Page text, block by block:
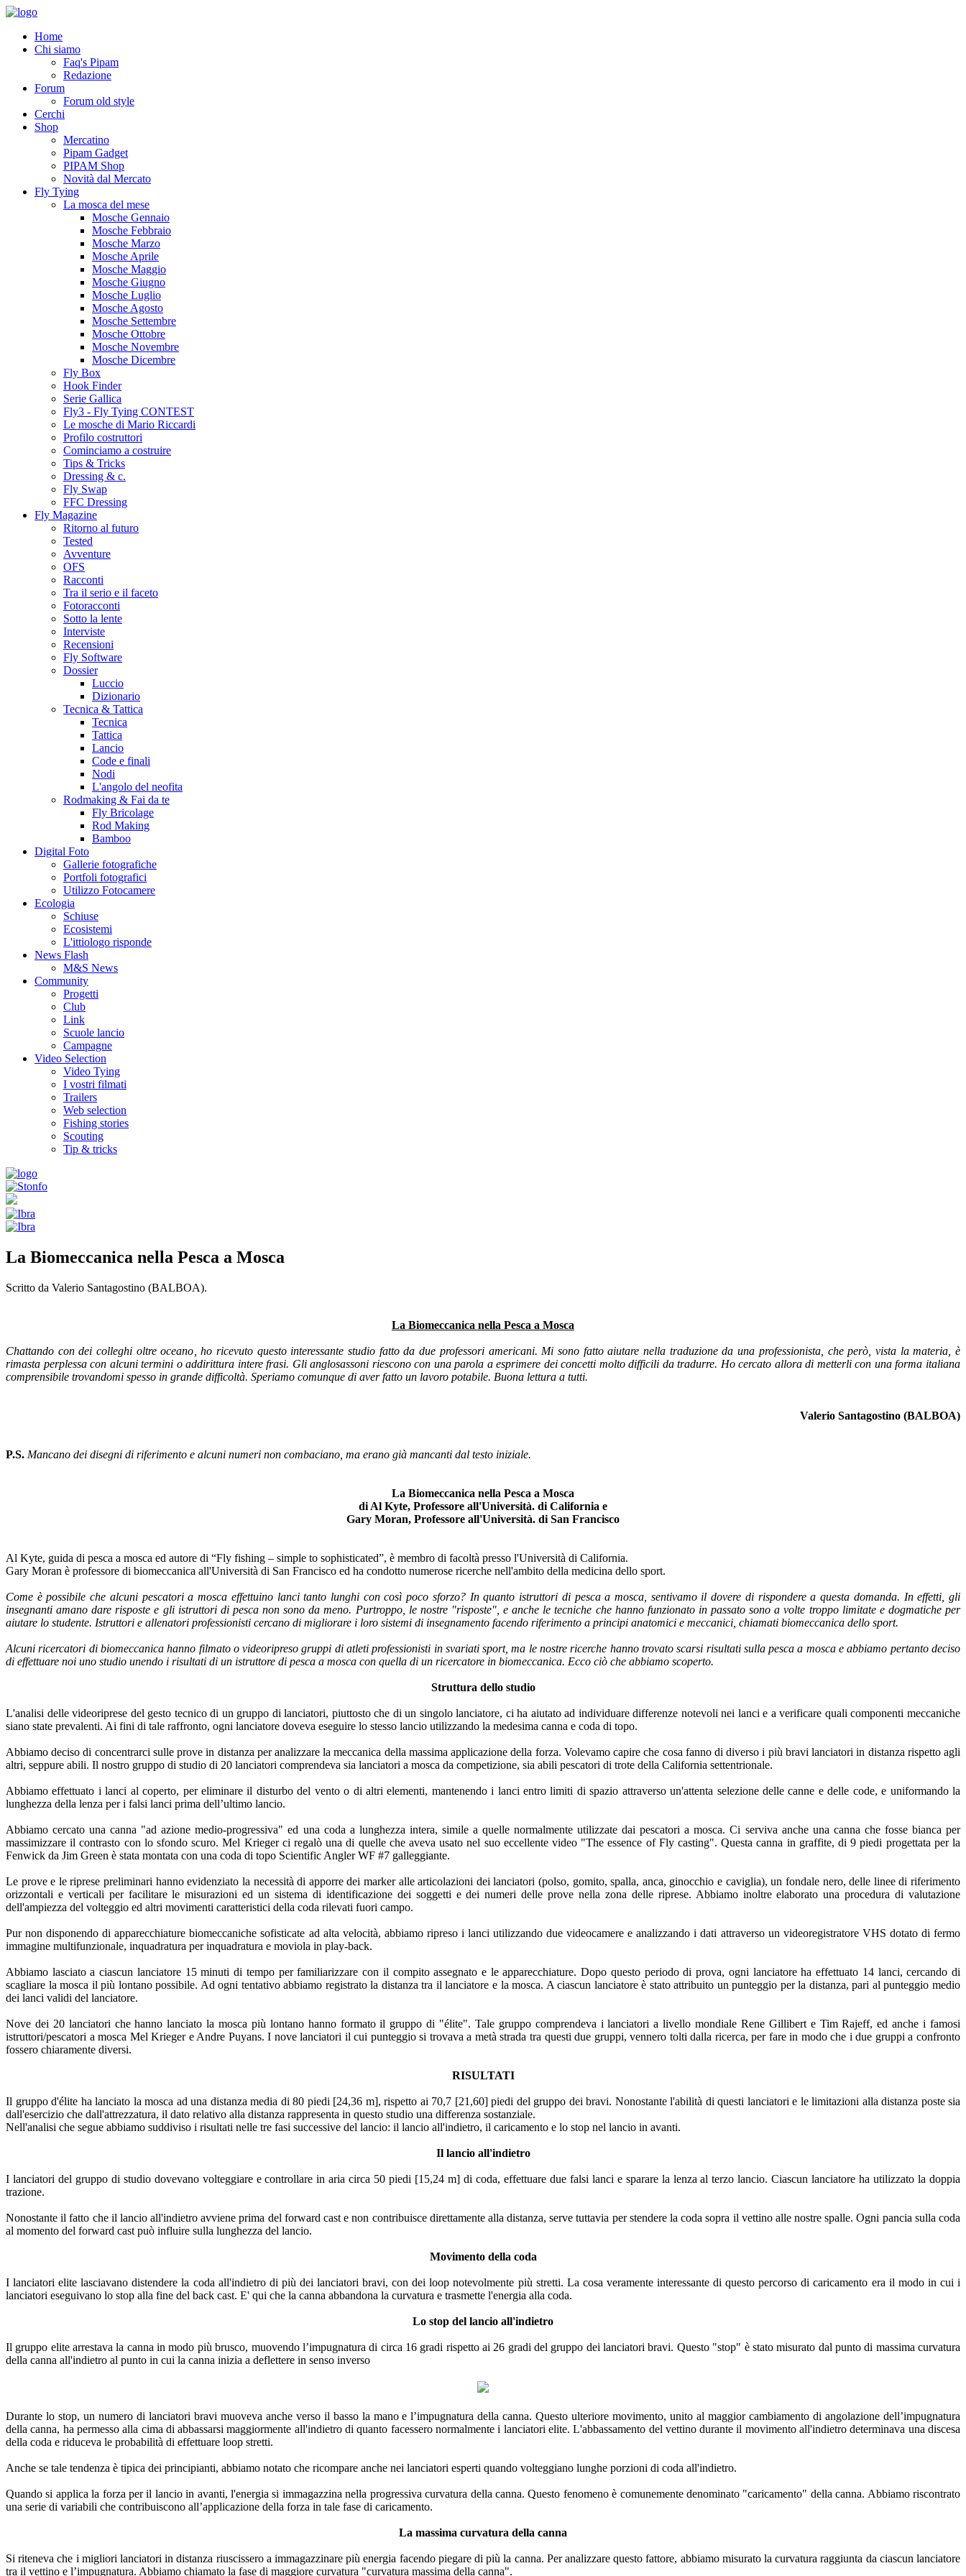
Home
Chi siamo
Faq's Pipam
Redazione
Forum
Forum old style
Cerchi
Shop
Mercatino
Pipam Gadget
PIPAM Shop
Novità dal Mercato
Fly Tying
La mosca del mese
Mosche Gennaio
Mosche Febbraio
Mosche Marzo
Mosche Aprile
Mosche Maggio
Mosche Giugno
Mosche Luglio
Mosche Agosto
Mosche Settembre
Mosche Ottobre
Mosche Novembre
Mosche Dicembre
Fly Box
Hook Finder
Serie Gallica
Fly3 - Fly Tying CONTEST
Le mosche di Mario Riccardi
Profilo costruttori
Cominciamo a costruire
Tips & Tricks
Dressing & c.
Fly Swap
FFC Dressing
Fly Magazine
Ritorno al futuro
Tested
Avventure
OFS
Racconti
Tra il serio e il faceto
Fotoracconti
Sotto la lente
Interviste
Recensioni
Fly Software
Dossier
Luccio
Dizionario
Tecnica & Tattica
Tecnica
Tattica
Lancio
Code e finali
Nodi
L'angolo del neofita
Rodmaking & Fai da te
Fly Bricolage
Rod Making
Bamboo
Digital Foto
Gallerie fotografiche
Portfoli fotografici
Utilizzo Fotocamere
Ecologia
Schiuse
Ecosistemi
L'ittiologo risponde
News Flash
M&S News
Community
Progetti
Club
Link
Scuole lancio
Campagne
Video Selection
Video Tying
I vostri filmati
Trailers
Web selection
Fishing stories
Scouting
Tip & tricks
La Biomeccanica nella Pesca a Mosca
Scritto da Valerio Santagostino (BALBOA).
La Biomeccanica nella Pesca a Mosca
Chattando con dei colleghi oltre oceano, ho ricevuto questo interessante studio fatto da due professori americani. Mi sono fatto aiutare nella traduzione da una professionista, che però, vista la materia, è
rimasta perplessa con alcuni termini o addirittura intere frasi. Gli anglosassoni riescono con una parola a esprimere dei concetti molto difficili da tradurre. Ho cercato allora di metterli con una forma italiana
comprensibile trovandomi spesso in grande difficoltà. Speriamo comunque di aver fatto un lavoro potabile. Buona lettura a tutti.
Valerio Santagostino (BALBOA)
P.S. Mancano dei disegni di riferimento e alcuni numeri non combaciano, ma erano già mancanti dal testo iniziale.
La Biomeccanica nella Pesca a Mosca
di Al Kyte, Professore all'Università. di California e
Gary Moran, Professore all'Università. di San Francisco
Al Kyte, guida di pesca a mosca ed autore di “Fly fishing – simple to sophisticated”, è membro di facoltà presso l'Università di California.
Gary Moran è professore di biomeccanica all'Università di San Francisco ed ha condotto numerose ricerche nell'ambito della medicina dello sport.
Come è possibile che alcuni pescatori a mosca effettuino lanci tanto lunghi con così poco sforzo? In quanto istruttori di pesca a mosca, sentivamo il dovere di rispondere a questa domanda. In effetti, gli
insegnanti amano dare risposte e gli istruttori di pesca non sono da meno. Purtroppo, le nostre "risposte", e anche le tecniche che hanno funzionato in passato sono a volte troppo limitate e dogmatiche per
aiutare lo studente. Istruttori e allenatori professionisti cercano di migliorare i loro sistemi di insegnamento facendo riferimento a principi anatomici e meccanici, chiamati biomeccanica dello sport.
Alcuni ricercatori di biomeccanica hanno filmato o videoripreso gruppi di atleti professionisti in svariati sport, ma le nostre ricerche hanno trovato scarsi risultati sulla pesca a mosca e abbiamo pertanto deciso
di effettuare noi uno studio unendo i risultati di un istruttore di pesca a mosca con quella di un ricercatore in biomeccanica. Ecco ciò che abbiamo scoperto.
Struttura dello studio
L'analisi delle videoriprese del gesto tecnico di un gruppo di lanciatori, piuttosto che di un singolo lanciatore, ci ha aiutato ad individuare differenze notevoli nei lanci e a verificare quali componenti meccaniche
siano state prevalenti. Ai fini di tale raffronto, ogni lanciatore doveva eseguire lo stesso lancio utilizzando la medesima canna e coda di topo.
Abbiamo deciso di concentrarci sulle prove in distanza per analizzare la meccanica della massima applicazione della forza. Volevamo capire che cosa fanno di diverso i più bravi lanciatori in distanza rispetto agli
altri, seppure abili. Il nostro gruppo di studio di 20 lanciatori comprendeva sia lanciatori a mosca da competizione, sia abili pescatori di trote della California settentrionale.
Abbiamo effettuato i lanci al coperto, per eliminare il disturbo del vento o di altri elementi, mantenendo i lanci entro limiti di spazio attraverso un'attenta selezione delle canne e delle code, e uniformando la
lunghezza della lenza per i falsi lanci prima dell’ultimo lancio.
Abbiamo cercato una canna "ad azione medio-progressiva" ed una coda a lunghezza intera, simile a quelle normalmente utilizzate dai pescatori a mosca. Ci serviva anche una canna che fosse bianca per
massimizzare il contrasto con lo sfondo scuro. Mel Krieger ci regalò una di quelle che aveva usato nel suo eccellente video "The essence of Fly casting". Questa canna in graffite, di 9 piedi progettata per la
Fenwick da Jim Green è stata montata con una coda di topo Scientific Angler WF #7 galleggiante.
Le prove e le riprese preliminari hanno evidenziato la necessità di apporre dei marker alle articolazioni dei lanciatori (polso, gomito, spalla, anca, ginocchio e caviglia), un fondale nero, delle linee di riferimento
orizzontali e verticali per facilitare le misurazioni ed un sistema di identificazione dei soggetti e dei numeri delle prove nella zona delle riprese. Abbiamo inoltre elaborato una procedura di valutazione
dell'ampiezza del volteggio ed altri movimenti caratteristici della coda rilevati fuori campo.
Pur non disponendo di apparecchiature biomeccaniche sofisticate ad alta velocità, abbiamo ripreso i lanci utilizzando due videocamere e analizzando i dati attraverso un videoregistratore VHS dotato di fermo
immagine multifunzionale, inquadratura per inquadratura e moviola in play-back.
Abbiamo lasciato a ciascun lanciatore 15 minuti di tempo per familiarizzare con il compito assegnato e le apparecchiature. Dopo questo periodo di prova, ogni lanciatore ha effettuato 14 lanci, cercando di
scagliare la mosca il più lontano possibile. Ad ogni tentativo abbiamo registrato la distanza tra il lanciatore e la mosca. A ciascun lanciatore è stato attribuito un punteggio per la distanza, pari al punteggio medio
dei lanci validi del lanciatore.
Nove dei 20 lanciatori che hanno lanciato la mosca più lontano hanno formato il gruppo di "élite". Tale gruppo comprendeva i lanciatori a livello mondiale Rene Gillibert e Tim Rajeff, ed anche i famosi
istruttori/pescatori a mosca Mel Krieger e Andre Puyans. I nove lanciatori il cui punteggio si trovava a metà strada tra questi due gruppi, vennero tolti dalla ricerca, per fare in modo che i due gruppi a confronto
fossero chiaramente diversi.
RISULTATI
Il gruppo d'élite ha lanciato la mosca ad una distanza media di 80 piedi [24,36 m], rispetto ai 70,7 [21,60] piedi del gruppo dei bravi. Nonostante l'abilità di questi lanciatori e le limitazioni alla distanza poste sia
dall'esercizio che dall'attrezzatura, il dato relativo alla distanza rappresenta in questo studio una differenza sostanziale.
Nell'analisi che segue abbiamo suddiviso i risultati nelle tre fasi successive del lancio: il lancio all'indietro, il caricamento e lo stop nel lancio in avanti.
Il lancio all'indietro
I lanciatori del gruppo di studio dovevano volteggiare e controllare in aria circa 50 piedi [15,24 m] di coda, effettuare due falsi lanci e sparare la lenza al terzo lancio. Ciascun lanciatore ha utilizzato la doppia
trazione.
Nonostante il fatto che il lancio all'indietro avviene prima del forward cast e non contribuisce direttamente alla distanza, serve tuttavia per stendere la coda sopra il vettino alle nostre spalle. Ogni pancia sulla coda
al momento del forward cast può influire sulla lunghezza del lancio.
Movimento della coda
I lanciatori elite lasciavano distendere la coda all'indietro di più dei lanciatori bravi, con dei loop notevolmente più stretti. La cosa veramente interessante di questo percorso di caricamento era il modo in cui i
lanciatori eseguivano lo stop alla fine del back cast. E' qui che la canna abbandona la curvatura e trasmette l'energia alla coda.
Lo stop del lancio all'indietro
Il gruppo elite arrestava la canna in modo più brusco, muovendo l’impugnatura di circa 16 gradi rispetto ai 26 gradi del gruppo dei lanciatori bravi. Questo "stop" è stato misurato dal punto di massima curvatura
della canna all'indietro al punto in cui la canna inizia a deflettere in senso inverso
Durante lo stop, un numero di lanciatori bravi muoveva anche verso il basso la mano e l’impugnatura della canna. Questo ulteriore movimento, unito al maggior cambiamento di angolazione dell’impugnatura
della canna, ha permesso alla cima di abbassarsi maggiormente all'indietro di quanto facessero normalmente i lanciatori elite. L'abbassamento del vettino durante il movimento all'indietro determinava una discesa
della coda e riduceva le probabilità di effettuare loop stretti.
Anche se tale tendenza è tipica dei principianti, abbiamo notato che ricompare anche nei lanciatori esperti quando volteggiano lunghe porzioni di coda all'indietro.
Quando si applica la forza per il lancio in avanti, l'energia si immagazzina nella progressiva curvatura della canna. Questo fenomeno è comunemente denominato "caricamento" della canna. Abbiamo riscontrato
una serie di variabili che contribuiscono all’applicazione della forza in tale fase di caricamento.
La massima curvatura della canna
Si riteneva che i migliori lanciatori in distanza riuscissero a immagazzinare più energia facendo piegare di più la canna. Per analizzare questo fattore, abbiamo misurato la curvatura raggiunta da ciascun lanciatore
tra il vettino e l’impugnatura. Abbiamo chiamato la fase di maggiore curvatura "curvatura massima della canna".